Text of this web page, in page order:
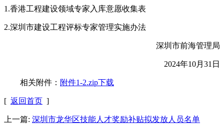
1.香港工程建设领域专家入库意愿收集表
2.深圳市建设工程评标专家管理实施办法
深圳市前海管理局
2024年10月31日
相关附件： 附件1-2.zip下载
[ 返回首页 ]
上一篇: 深圳市龙华区技能人才奖励补贴拟发放人员名单